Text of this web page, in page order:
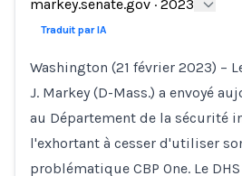
markey.senate.gov · 2023
Traduit par IA
Washington (21 février 2023) –
J. Markey (D-Mass.) a envoyé
au Département de la sécurité
l'exhortant à cesser d'utiliser
problématique CBP One. Le